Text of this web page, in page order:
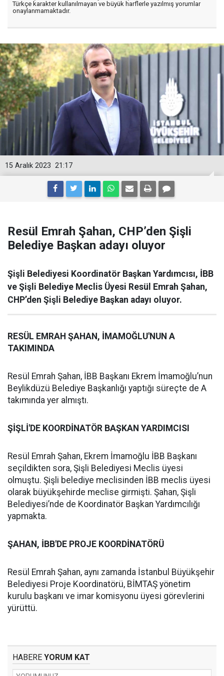
Türkçe karakter kullanılmayan ve büyük harflerle yazılmış yorumlar
onaylanmamaktadır.
21:17
15 Aralık 2023
Resül Emrah Şahan, CHP’den Şişli
Belediye Başkan adayı oluyor
Şişli Belediyesi Koordinatör Başkan Yardımcısı, İBB
ve Şişli Belediye Meclis Üyesi Resül Emrah Şahan,
CHP’den Şişli Belediye Başkan adayı oluyor.
RESÜL EMRAH ŞAHAN, İMAMOĞLU'NUN A
TAKIMINDA
Resül Emrah Şahan, İBB Başkanı Ekrem İmamoğlu’nun
Beylikdüzü Belediye Başkanlığı yaptığı süreçte de A
takımında yer almıştı.
ŞİŞLİ'DE KOORDİNATÖR BAŞKAN YARDIMCISI
Resül Emrah Şahan, Ekrem İmamoğlu İBB Başkanı
seçildikten sora, Şişli Belediyesi Meclis üyesi
olmuştu. Şişli belediye meclisinden İBB meclis üyesi
olarak büyükşehirde meclise girmişti. Şahan, Şişli
Belediyesi’nde de Koordinatör Başkan Yardımcılığı
yapmakta.
ŞAHAN, İBB'DE PROJE KOORDİNATÖRÜ
Resül Emrah Şahan, aynı zamanda İstanbul Büyükşehir
Belediyesi Proje Koordinatörü, BİMTAŞ yönetim
kurulu başkanı ve imar komisyonu üyesi görevlerini
yürüttü.
HABERE YORUM KAT